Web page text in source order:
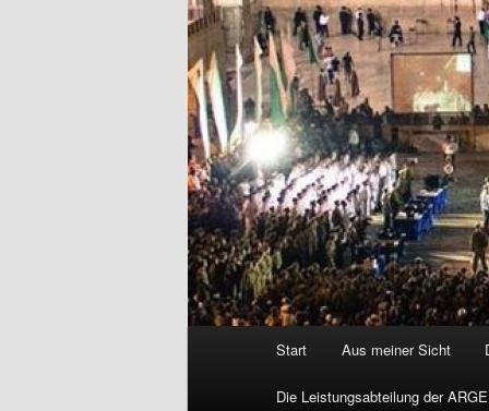
Start Aus meiner Sicht
Die Leistungsabteilung der